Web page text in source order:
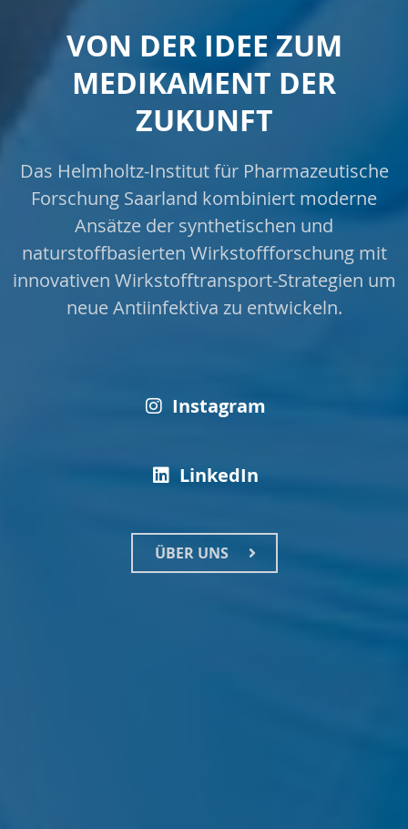
VON DER IDEE ZUM
MEDIKAMENT DER
ZUKUNFT
Das Helmholtz-Institut für Pharmazeutische
Forschung Saarland kombiniert moderne
Ansätze der synthetischen und
naturstoffbasierten Wirkstoffforschung mit
innovativen Wirkstofftransport-Strategien um
neue Antiinfektiva zu entwickeln.
Instagram
LinkedIn
ÜBER UNS